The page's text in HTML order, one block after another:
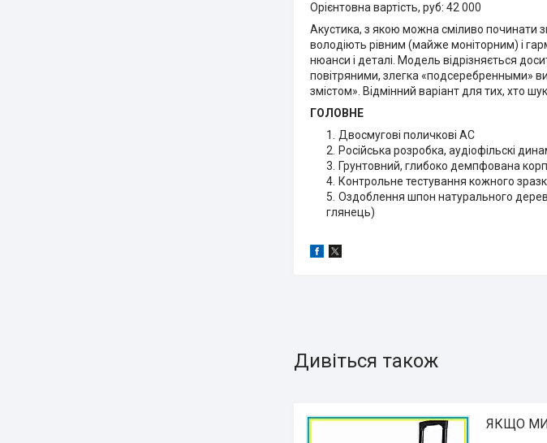
Орієнтовна вартість, руб: 42 000
Акустика, з якою можна сміливо починати
володіють рівним (майже моніторним) і
нюанси і деталі. Модель відрізняється
повітряними, злегка «подсеребренными»
змістом». Відмінний варіант для тих, хто
ГОЛОВНЕ
Двосмугові поличкові АС
Російська розробка, аудіофільскі
Грунтовний, глибоко демпфована
Контрольне тестування кожного
Оздоблення шпон натурального
глянець)
ЯКЩО МИ